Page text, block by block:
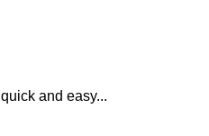
and easy...